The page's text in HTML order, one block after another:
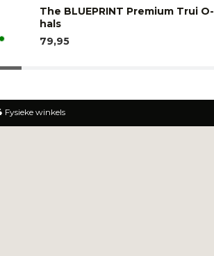
The BLUEPRINT Premium Trui O-
hals
79,95
Fysieke winkels